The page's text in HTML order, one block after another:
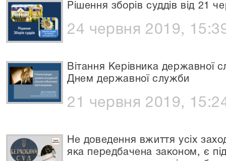
Рішення зборів суддів від 21
24 червня 2019,
Вітання Керівника державної
Днем державної служби
21 червня 2019,
Не доведення вжиття усіх
яка передбачена законом, є